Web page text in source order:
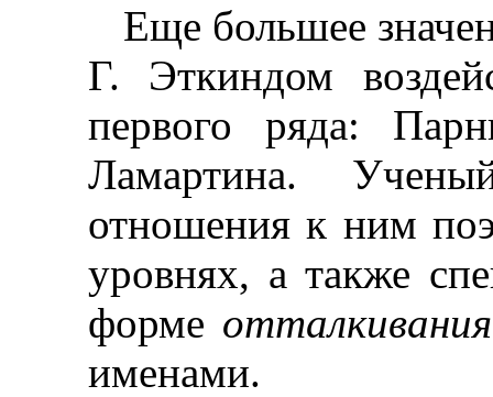
Еще большее
Г. Эткиндом
первого ряда:
Ламартина.
отношения к ним
уровнях, а также
форме отталкивания
именами.